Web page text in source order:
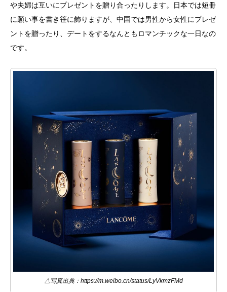
や夫婦は互いにプレゼントを贈り合ったりします。日本では短冊
に願い事を書き笹に飾りますが、中国では男性から女性にプレゼ
ントを贈ったり、デートをするなんともロマンチックな一日なの
です。
△写真出典：https://m.weibo.cn/status/LyVkmzFMd